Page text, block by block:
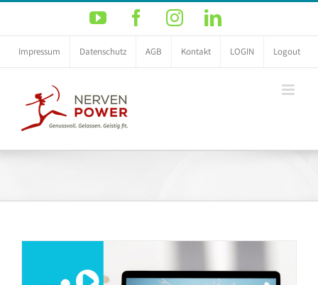
Zum
springen
YouTubeFacebookInstagramLinkedIn
Impressum Datenschutz AGB Kontakt LOGIN Logout